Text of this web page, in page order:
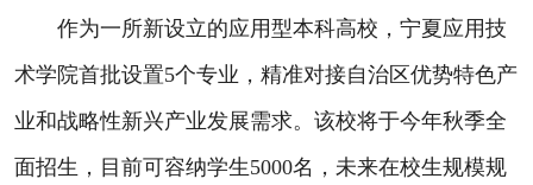
作为一所新设立的应用型本科高校，宁夏应用技
术学院首批设置5个专业，精准对接自治区优势特色产
业和战略性新兴产业发展需求。该校将于今年秋季全
面招生，目前可容纳学生5000名，未来在校生规模规